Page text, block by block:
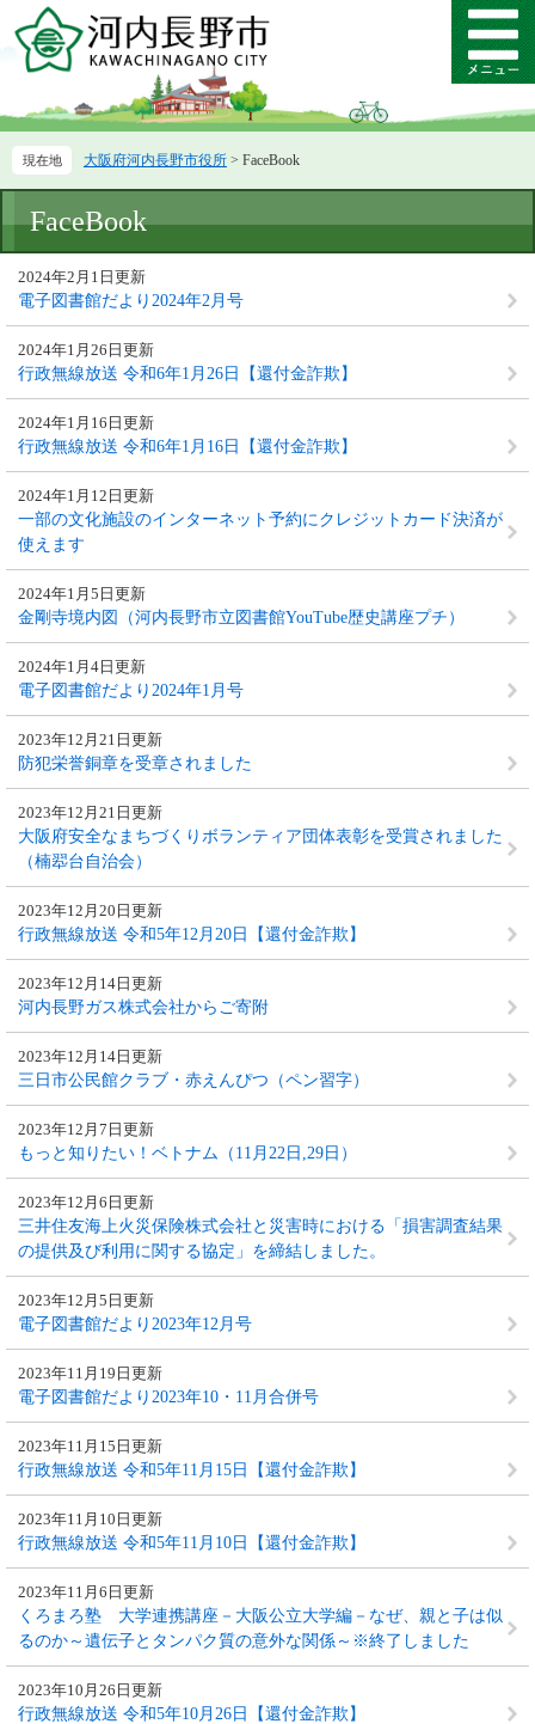
ー
先
す。
ニ
を
し
メ
ニ
ー
大阪府河内長野市役所 > FaceBook
文
FaceBook
電子図書館だより2024年2月号
2024年2月1日更新
行政無線放送 令和6年1月26日【還付金詐欺】
2024年1月26日更新
行政無線放送 令和6年1月16日【還付金詐欺】
2024年1月16日更新
一部の文化施設のインターネット予約にクレジットカード決済が
使えます
2024年1月12日更新
金剛寺境内図（河内長野市立図書館YouTube歴史講座プチ）
2024年1月5日更新
電子図書館だより2024年1月号
2024年1月4日更新
防犯栄誉銅章を受章されました
2023年12月21日更新
大阪府安全なまちづくりボランティア団体表彰を受賞されました
（楠翆台自治会）
2023年12月21日更新
行政無線放送 令和5年12月20日【還付金詐欺】
2023年12月20日更新
河内長野ガス株式会社からご寄附
2023年12月14日更新
三日市公民館クラブ・赤えんぴつ（ペン習字）
2023年12月14日更新
もっと知りたい！ベトナム（11月22日,29日）
2023年12月7日更新
三井住友海上火災保険株式会社と災害時における「損害調査結果
の提供及び利用に関する協定」を締結しました。
2023年12月6日更新
電子図書館だより2023年12月号
2023年12月5日更新
電子図書館だより2023年10・11月合併号
2023年11月19日更新
行政無線放送 令和5年11月15日【還付金詐欺】
2023年11月15日更新
行政無線放送 令和5年11月10日【還付金詐欺】
2023年11月10日更新
くろまろ塾 大学連携講座－大阪公立大学編－なぜ、親と子は似
るのか～遺伝子とタンパク質の意外な関係～※終了しました
2023年11月6日更新
行政無線放送 令和5年10月26日【還付金詐欺】
2023年10月26日更新